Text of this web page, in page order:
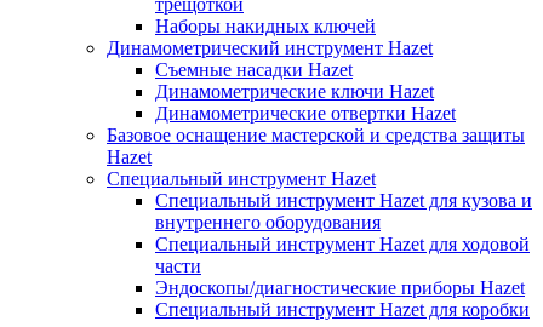
трещоткой
Наборы накидных ключей
Динамометрический инструмент Hazet
Съемные насадки Hazet
Динамометрические ключи Hazet
Динамометрические отвертки Hazet
Базовое оснащение мастерской и средства защиты
Hazet
Специальный инструмент Hazet
Специальный инструмент Hazet для кузова и
внутреннего оборудования
Специальный инструмент Hazet для ходовой
части
Эндоскопы/диагностические приборы Hazet
Специальный инструмент Hazet для коробки